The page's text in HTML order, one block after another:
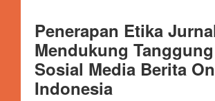
Penerapan Etika
Mendukung
Sosial Media Berita
Indonesia